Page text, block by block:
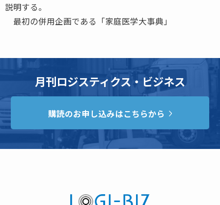
説明する。
最初の併用企画である「家庭医学大事典」
月刊ロジスティクス・ビジネス
購読のお申し込みはこちらから